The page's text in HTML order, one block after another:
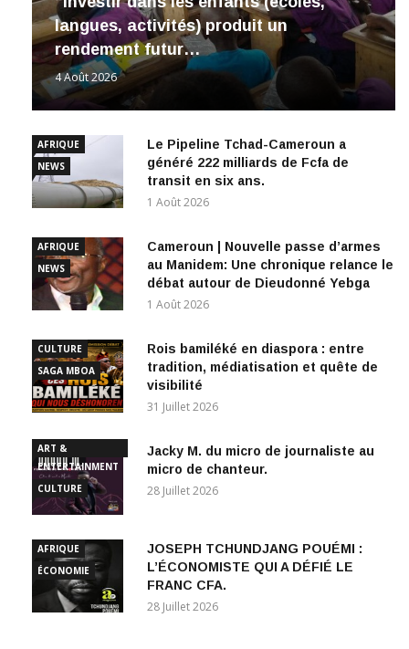
langues, activités) produit un
rendement futur…
4 Août 2026
AFRIQUE
NEWS
Le Pipeline Tchad-Cameroun a
généré 222 milliards de Fcfa de
transit en six ans.
1 Août 2026
AFRIQUE
NEWS
Cameroun | Nouvelle passe d’armes
au Manidem: Une chronique relance le
débat autour de Dieudonné Yebga
1 Août 2026
CULTURE
SAGA MBOA
Rois bamiléké en diaspora : entre
tradition, médiatisation et quête de
visibilité
31 Juillet 2026
ART &
ENTERTAINMENT
CULTURE
Jacky M. du micro de journaliste au
micro de chanteur.
28 Juillet 2026
AFRIQUE
ÉCONOMIE
JOSEPH TCHUNDJANG POUÉMI :
L’ÉCONOMISTE QUI A DÉFIÉ LE
FRANC CFA.
28 Juillet 2026